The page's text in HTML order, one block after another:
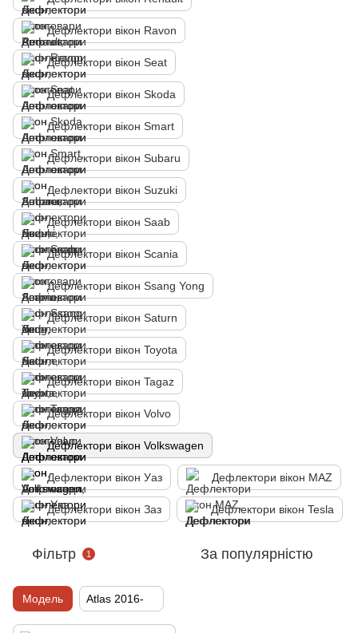
Дефлектори вікон Ravon
Дефлектори вікон Seat
Дефлектори вікон Skoda
Дефлектори вікон Smart
Дефлектори вікон Subaru
Дефлектори вікон Suzuki
Дефлектори вікон Saab
Дефлектори вікон Scania
Дефлектори вікон Ssang Yong
Дефлектори вікон Saturn
Дефлектори вікон Toyota
Дефлектори вікон Tagaz
Дефлектори вікон Volvo
Дефлектори вікон Volkswagen
Дефлектори вікон Уаз Дефлектори вікон MAZ
Дефлектори вікон Заз Дефлектори вікон Tesla
Фільтр 1 За популярністю
Модель Atlas 2016-